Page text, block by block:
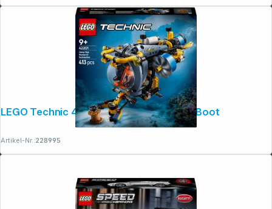
LEGO Technic 42201 Tiefseeforscher U-Boot
Artikel-Nr.:228995